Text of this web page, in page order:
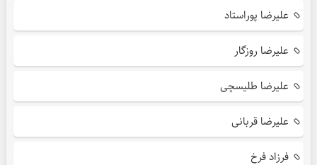
علیرضا پوراستاد
علیرضا روزگار
علیرضا طلیسچی
علیرضا قربانی
فرزاد فرخ